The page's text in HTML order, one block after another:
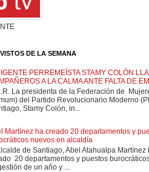
DE LA SEMANA
PERREMEÍSTA STAMY COLÓN
A LA CALMA ANTE FALTA DE
La presidenta de la Federación de
del Partido Revolucionario Moderno
Stamy Colón, in...
Martínez ha creado 20 departamentos y
nuevos en alcaldía
de Santiago, Abel Atahualpa Martínez
20 departamentos y puestos
de un año y ...